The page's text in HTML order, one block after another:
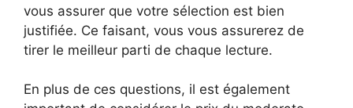
vous assurer que votre sélection est bien
justifiée. Ce faisant, vous vous assurerez de
tirer le meilleur parti de chaque lecture.
En plus de ces questions, il est également